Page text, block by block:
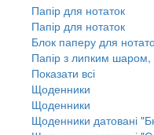
Папір для нотаток
Папір для нотаток
Блок паперу для
Папір з липким шаром,
Показати всі
Щоденники
Щоденники
Щоденники датовані